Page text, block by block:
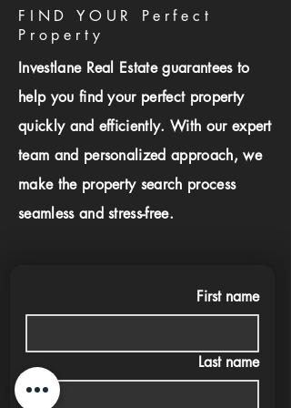
FIND YOUR Perfect
Property
Investlane Real Estate guarantees to
help you find your perfect property
quickly and efficiently. With our expert
team and personalized approach, we
make the property search process
seamless and stress-free.
First name
Last name